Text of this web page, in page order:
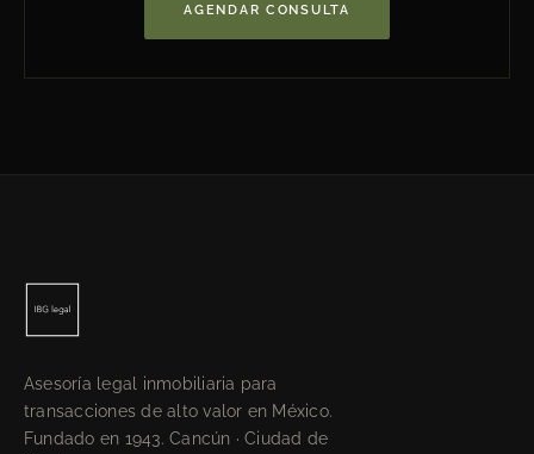
AGENDAR CONSULTA
Asesoría legal inmobiliaria para
transacciones de alto valor en México.
Fundado en 1943. Cancún · Ciudad de